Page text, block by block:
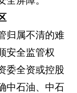
归属不清的难
安全监管权
委全资或控股
中石油、中石